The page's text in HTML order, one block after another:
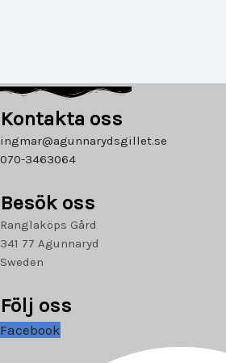
Kontakta oss
ingmar@agunnarydsgillet.se
070-3463064
Besök oss
Ranglaköps Gård
341 77 Agunnaryd
Sweden
Följ oss
Facebook